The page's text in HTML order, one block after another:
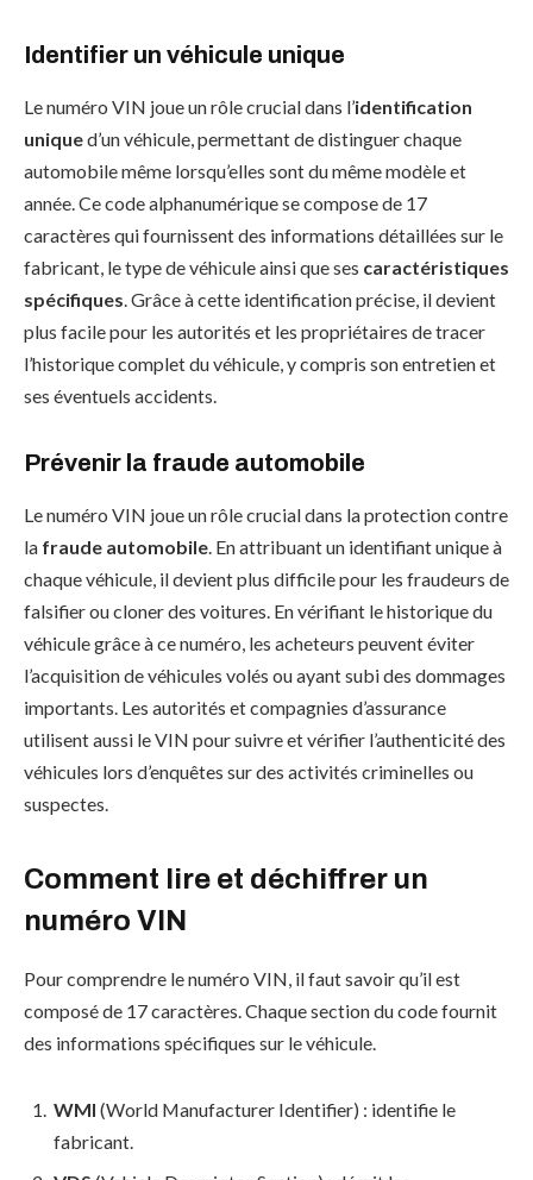
Identifier un véhicule unique
Le numéro VIN joue un rôle crucial dans l’identification
uniqued’un véhicule, permettant de distinguer chaque
automobile même lorsqu’elles sont du même modèle et
année. Ce code alphanumérique se compose de 17
caractères qui fournissent des informations détaillées sur le
fabricant, le type de véhicule ainsi que ses caractéristiques
spécifiques. Grâce à cette identification précise, il devient
plus facile pour les autorités et les propriétaires de tracer
l’historique complet du véhicule, y compris son entretien et
ses éventuels accidents.
Prévenir la fraude automobile
Le numéro VIN joue un rôle crucial dans la protection contre
la fraude automobile. En attribuant un identifiant unique à
chaque véhicule, il devient plus difficile pour les fraudeurs de
falsifier ou cloner des voitures. En vérifiant le historique du
véhicule grâce à ce numéro, les acheteurs peuvent éviter
l’acquisition de véhicules volés ou ayant subi des dommages
importants. Les autorités et compagnies d’assurance
utilisent aussi le VIN pour suivre et vérifier l’authenticité des
véhicules lors d’enquêtes sur des activités criminelles ou
suspectes.
Comment lire et déchiffrer un
numéro VIN
Pour comprendre le numéro VIN, il faut savoir qu’il est
composé de 17 caractères. Chaque section du code fournit
des informations spécifiques sur le véhicule.
WMI (World Manufacturer Identifier) : identifie le
fabricant.